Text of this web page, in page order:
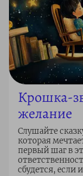
Крошка-
желание
Слушайте
которая
первый шаг в
сбудется, если